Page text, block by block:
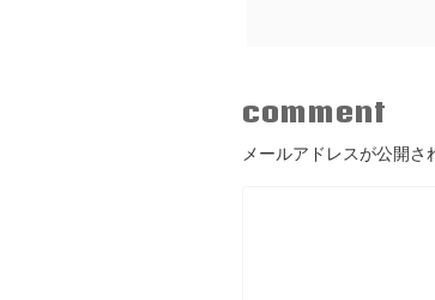
comment
メールアドレスが公開さ